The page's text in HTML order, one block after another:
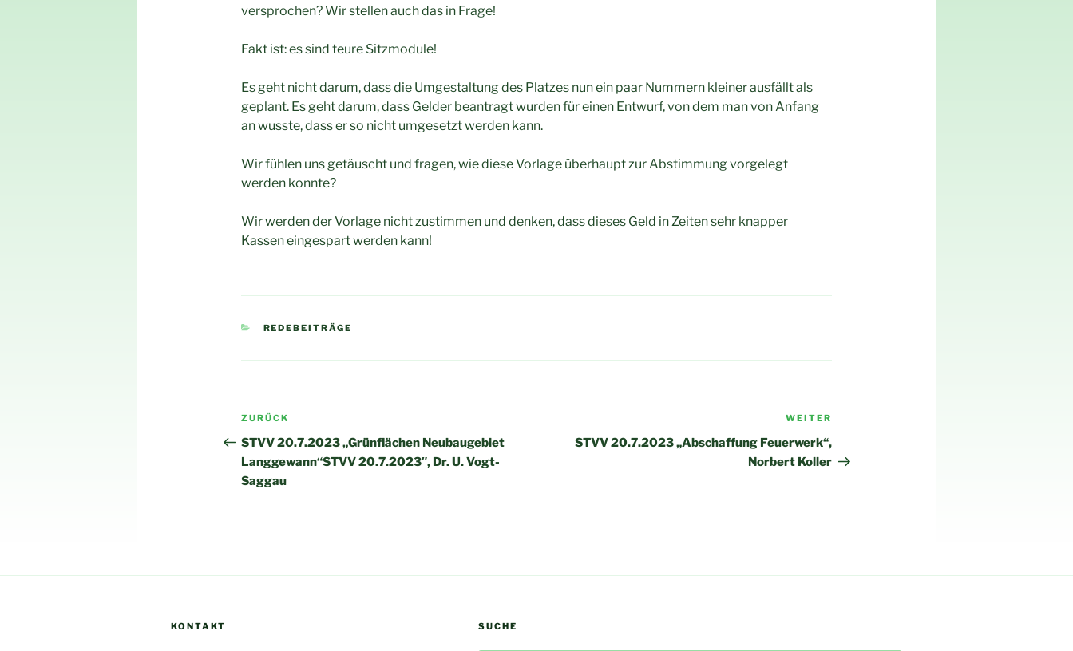
versprochen? Wir stellen auch das in Frage!
Fakt ist: es sind teure Sitzmodule!
Es geht nicht darum, dass die Umgestaltung des Platzes nun ein paar Nummern kleiner ausfällt als
geplant. Es geht darum, dass Gelder beantragt wurden für einen Entwurf, von dem man von Anfang
an wusste, dass er so nicht umgesetzt werden kann.
Wir fühlen uns getäuscht und fragen, wie diese Vorlage überhaupt zur Abstimmung vorgelegt
werden konnte?
Wir werden der Vorlage nicht zustimmen und denken, dass dieses Geld in Zeiten sehr knapper
Kassen eingespart werden kann!
KATEGORIEN
REDEBEITRÄGE
Beitragsnavigation
Vorheriger
Beitrag
ZURÜCK
STVV 20.7.2023 „Grünflächen Neubaugebiet
Langgewann“STVV 20.7.2023″, Dr. U. Vogt-
Saggau
WEITER
STVV 20.7.2023 „Abschaffung Feuerwerk“,
Norbert Koller
KONTAKT SUCHE